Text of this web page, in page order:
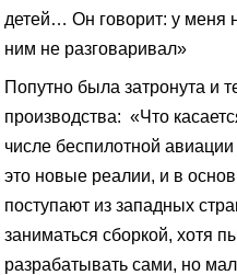
детей… Он говорит: у
ним не разговаривал»
Попутно была затронута и
производства: «Что
числе беспилотной
это новые реалии, и в
поступают из западных
заниматься сборкой, хотя
разрабатывать сами, но